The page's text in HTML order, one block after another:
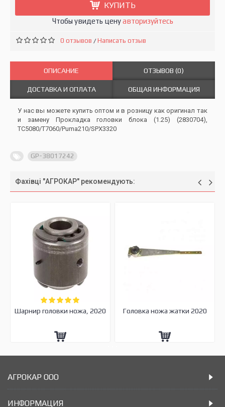
КУПИТЬ
Чтобы увидеть ценуавторизуйтесь
0 отзывов /Написать отзыв
ОПИСАНИЕ ОТЗЫВОВ (0)
ДОСТАВКА И ОПЛАТА ОБЩАЯ ИНФОРМАЦИЯ
У нас вы можете купить оптом и в розницу как оригинал так
и замену Прокладка головки блока (1.25) (2830704),
TC5080/T7060/Puma210/SPX3320
GP-38017242
Фахівці "АГРОКАР" рекомендують:
Шарнир головки ножа, 2020 Головка ножа жатки 2020
АГРОКАР ООО
ИНФОРМАЦИЯ